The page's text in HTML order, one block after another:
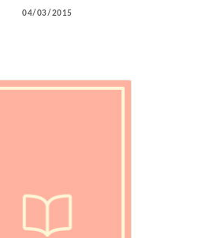
04/03/2015